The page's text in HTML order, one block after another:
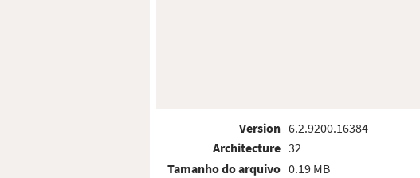
Version
Architecture
Tamanho do arquivo
6.2.9200.16384
32
0.19 MB